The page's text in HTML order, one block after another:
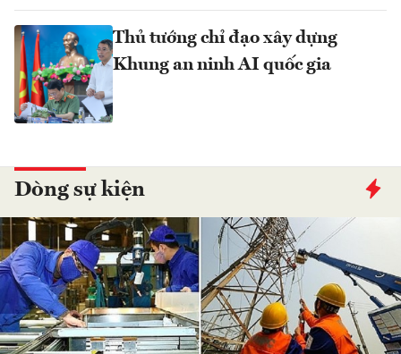
Thủ tướng chỉ đạo xây dựng
Khung an ninh AI quốc gia
Dòng sự kiện